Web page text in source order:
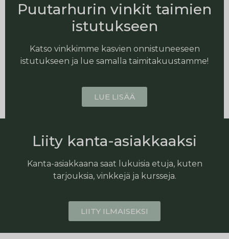
Puutarhurin vinkit taimien
istutukseen
Katso vinkkimme kasvien onnistuneeseen
istutukseen ja lue samalla taimitakuustamme!
LUE LISÄÄ
Liity kanta-asiakkaaksi
Kanta-asiakkaana saat lukuisia etuja, kuten
tarjouksia, vinkkejä ja kursseja.
LIITY ILMAISEKSI